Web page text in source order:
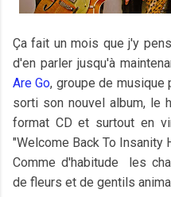
Ça fait un mois que j'y
d'en parler jusqu'à
Are Go, groupe de musique
sorti son nouvel album, le
format CD et surtout en
"Welcome Back To Insanity
Comme d'habitude les
de fleurs et de gentils